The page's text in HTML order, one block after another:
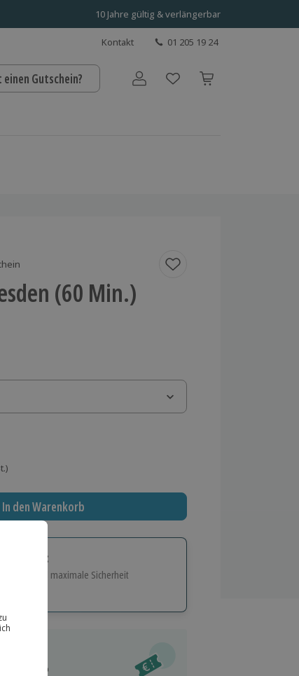
10 Jahre gültig & verlängerbar
Kontakt 01 205 19 24
einen Gutschein? Benutzerkonto
(60 Min.)
In den Warenkorb
und maximale Sicherheit
Erlebnisse einlösbar.